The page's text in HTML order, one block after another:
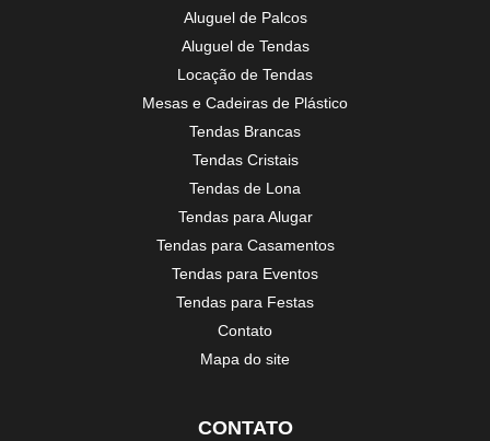
Aluguel de Palcos
Aluguel de Tendas
Locação de Tendas
Mesas e Cadeiras de Plástico
Tendas Brancas
Tendas Cristais
Tendas de Lona
Tendas para Alugar
Tendas para Casamentos
Tendas para Eventos
Tendas para Festas
Contato
Mapa do site
CONTATO